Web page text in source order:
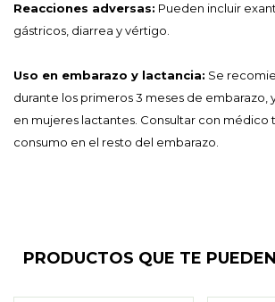
Reacciones adversas: Pueden incluir
gástricos, diarrea y vértigo.
Uso en embarazo y lactancia: Se
durante los primeros 3 meses de embarazo,
en mujeres lactantes. Consultar con médico
consumo en el resto del embarazo.
PRODUCTOS QUE TE